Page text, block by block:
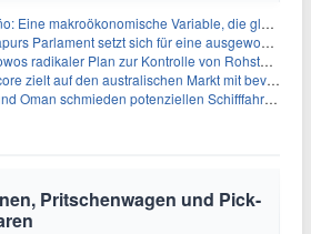
makroökonomische Variable, die globale Wirtschaftslandschaften umgestaltet
Parlament setzt sich für eine ausgewogene wirtschaftliche Zukunft ein
Plan zur Kontrolle von Rohstoffexporten steht vor konkurrierenden Visionen
zielt auf den australischen Markt mit bevorstehendem Sekundärlisting
schmieden potenziellen Schifffahrtsvertrag im Hormuskanal
Pritschenwagen und Pick-